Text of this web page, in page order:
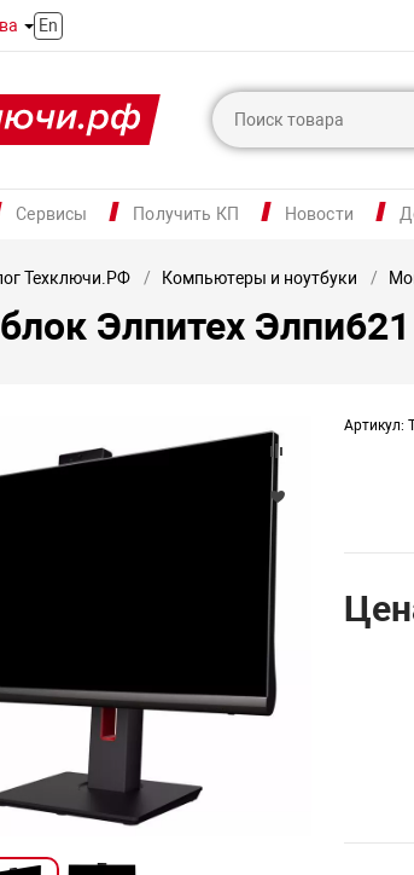
En
Сервисы Получить КП Новости
Техключи.РФ Компьютеры и ноутбуки
Элпитех Элпи621
Артикул: